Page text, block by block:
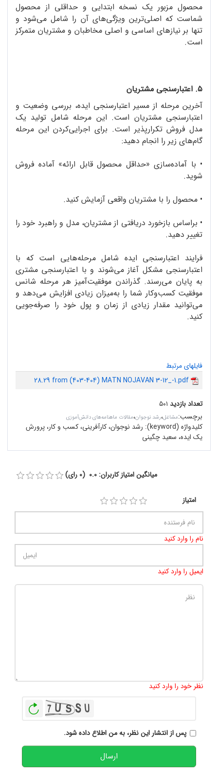
محصول مزبور یک نسخه ابتدایی و حداقلی از محصول
شماست که اصلی‌ترین ویژگی‌های آن را شامل می‌شود و
تنها بر نیازهای اساسی و اصلی مخاطبان و مشتریان متمرکز
است.
۵. اعتبارسنجی مشتریان
آخرین مرحله از مسیر اعتبارسنجی ایده، بررسی وضعیت و
اعتبارسنجی مشتریان است. این مرحله شامل تولید یک
مدل فروش تکرارپذیر است. برای اجرایی‌کردن این مرحله
گام‌های زیر را انجام دهید:
• با آماده‌سازی «حداقل محصول قابل ارائه» آماده فروش
شوید.
• محصول را با مشتریان واقعی آزمایش کنید.
• براساس بازخورد دریافتی از مشتریان، مدل و راهبرد خود را
تغییر دهید.
فرایند اعتبارسنجی ایده شامل مرحله‌هایی است که با
اعتبارسنجی مشکل آغاز می‌شوند و با اعتبارسنجی مشتری
به پایان می‌رسند. گذراندن موفقیت‌آمیز هر مرحله شانس
موفقیت کسب‌وکار شما را به‌میزان زیادی افزایش می‌دهد و
می‌توانید مقدار زیادی از زمان و پول خود را صرفه‌جویی
کنید.
فایلهای مرتبط
28.29 from (403-404) MATN NOJAVAN 3-12_-1.pdf
تعداد بازدید ۵۰۱
برچسب:مشاغل،رشد نوجوان،مقالات ماهنامه‌های دانش‌آموزی
کلیدواژه (keyword):
رشد نوجوان، کارآفرینی، کسب و کار، پرورش
یک ایده، سعید چگینی
میانگین امتیاز کاربران: 0.0 (0 رای)
امتیاز
نام را وارد کنید
ایمیل را وارد کنید
نظر خود را وارد کنید
پس از انتشار این نظر، به من اطلاع داده شود.
ارسال